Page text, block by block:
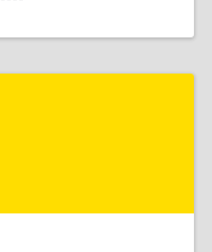
г, Южная ул,